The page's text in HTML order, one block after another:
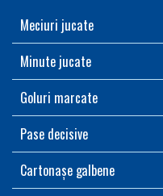
Meciuri jucate
Minute jucate
Goluri marcate
Pase decisive
Cartonașe galbene